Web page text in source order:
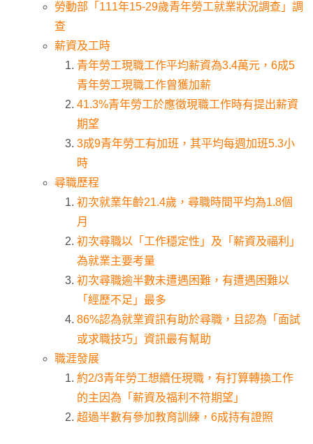
勞動部「111年15-29歲青年勞工就業狀況調查」調
查
薪資及工時
青年勞工現職工作平均薪資為3.4萬元，6成5
青年勞工現職工作曾獲加薪
41.3%青年勞工於應徵現職工作時有提出薪資
期望
3成9青年勞工有加班，其平均每週加班5.3小
時
尋職歷程
初次就業年齡21.4歲，尋職時間平均為1.8個
月
初次尋職以「工作穩定性」及「薪資及福利」
為就業主要考量
初次尋職逾半數未遭遇困難，有遭遇困難以
「經歷不足」最多
86%認為就業資訊有助於尋職，且認為「面試
或求職技巧」資訊最有幫助
職涯發展
約2/3青年勞工想續任現職，有打算轉換工作
的主因為「薪資及福利不符期望」
超過半數有參加教育訓練，6成持有證照